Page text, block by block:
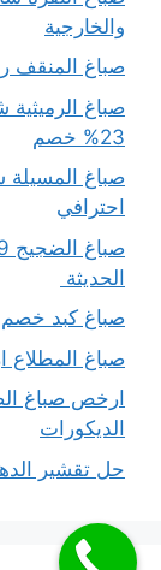
والخارجية
صباغ المنقف
صباغ
23% خصم
احترافي
الحديثة
صباغ كبد خصم 20% أفضل أعمال صباغة المنازل
صباغ
ارخص صباغ
الديكورات
حل تقشير